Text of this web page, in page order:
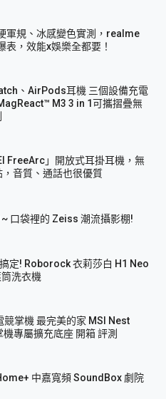
軍規、冰感變色實測，realme
表，效能x娛樂全都要！
、AirPods耳機 三個設備充電
M3 3 in 1可攜摺疊無
FreeArc」開放式耳掛耳機，無
音質、通話也很優質
口袋裡的 Zeiss 潮流攝影棚!
定! Roborock 衣莉莎白 H1 Neo
洗衣機
競掌機 最完美的家 MSI Nest
專屬擴充底座 開箱 評測
中嘉寬頻 SoundBox 劇院